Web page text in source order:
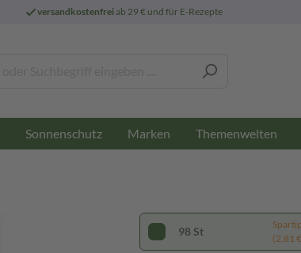
versandkostenfreiab 29 € und für E-Rezepte
Sonnenschutz Marken Themenwelten
98 St
(2,81